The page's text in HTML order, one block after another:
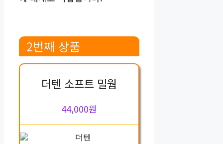
2번째 상품
더텐 소프트 밀웜
44,000원